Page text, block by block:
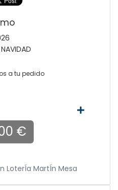
a tu pedido
€
LoterÍa MartÍn Mesa